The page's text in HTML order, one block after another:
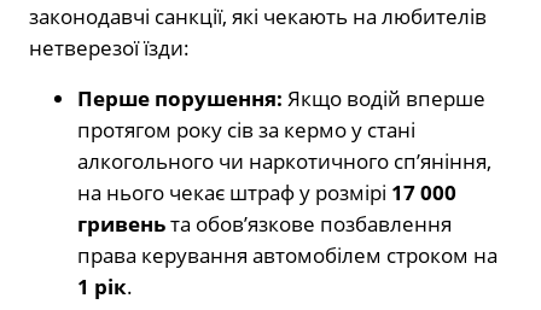
законодавчі санкції, які чекають на любителів
нетверезої їзди:
Перше порушення: Якщо водій вперше
протягом року сів за кермо у стані
алкогольного чи наркотичного сп’яніння,
на нього чекає штраф у розмірі 17 000
гривеньта обов’язкове позбавлення
права керування автомобілем строком на
1 рік.